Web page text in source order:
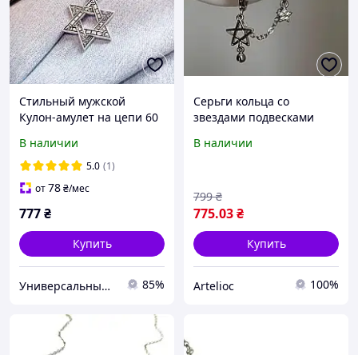
Стильный мужской
Кулон-амулет на цепи 60
мм [QW4277] HUALUOFEI
JEWELRY
В наличии
5.0 (1)
от78₴/мес
777₴
Купить
Универсальный Интернет-магазин POPULAR 85%
Серьги кольца со
звездами подвесками
унисекс серьги с
В наличии
775.03₴
799 ₴
Купить
Artelioc 100%